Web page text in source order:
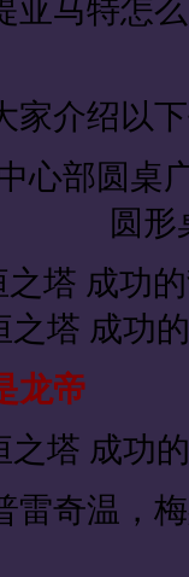
马特怎么
介绍以下
要塞
圆形
龙帝
奇温，梅